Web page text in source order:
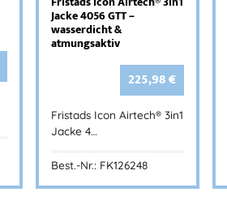
Jacke 4056 GTT –
wasserdicht &
atmungsaktiv
225,98€
Fristads Icon Airtech® 3in1
Jacke 4…
Best.-Nr.: FK126248